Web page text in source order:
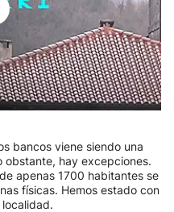
bancos viene siendo una
obstante, hay excepciones.
apenas 1700 habitantes se
físicas. Hemos estado con